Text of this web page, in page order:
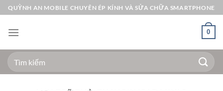
Bỏ
qua
nội
QUỲNH AN MOBILE CHUYÊN ÉP KÍNH VÀ SỬA CHỮA SMARTPHONE
0
Tìm
kiếm: